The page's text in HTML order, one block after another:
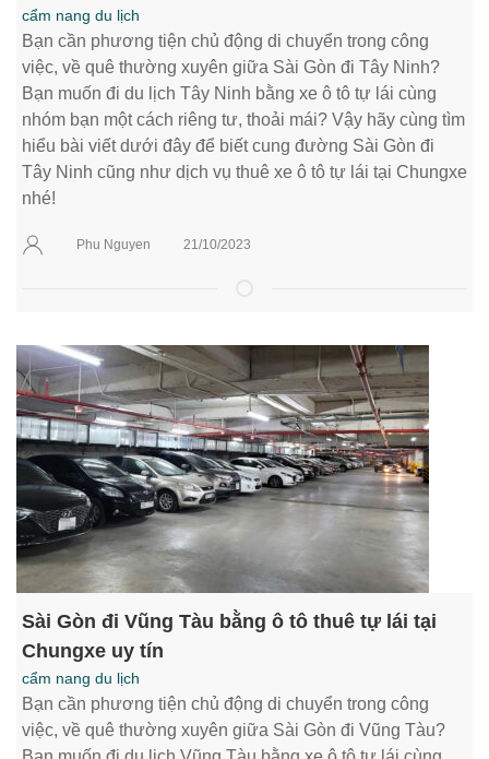
cẩm nang du lịch
Bạn cần phương tiện chủ động di chuyển trong công
việc, về quê thường xuyên giữa Sài Gòn đi Tây Ninh?
Bạn muốn đi du lịch Tây Ninh bằng xe ô tô tự lái cùng
nhóm bạn một cách riêng tư, thoải mái? Vậy hãy cùng tìm
hiểu bài viết dưới đây để biết cung đường Sài Gòn đi
Tây Ninh cũng như dịch vụ thuê xe ô tô tự lái tại Chungxe
nhé!
Phu Nguyen 21/10/2023
Sài Gòn đi Vũng Tàu bằng ô tô thuê tự lái tại
Chungxe uy tín
cẩm nang du lịch
Bạn cần phương tiện chủ động di chuyển trong công
việc, về quê thường xuyên giữa Sài Gòn đi Vũng Tàu?